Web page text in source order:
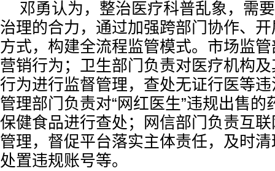
邓勇认为，整治医疗科普乱象，需
治理的合力，通过加强跨部门协作、
方式，构建全流程监管模式。市场监
营销行为；卫生部门负责对医疗机构
行为进行监督管理，查处无证行医等
管理部门负责对“网红医生”违规出售的
保健食品进行查处；网信部门负责互
管理，督促平台落实主体责任，及时
处置违规账号等。